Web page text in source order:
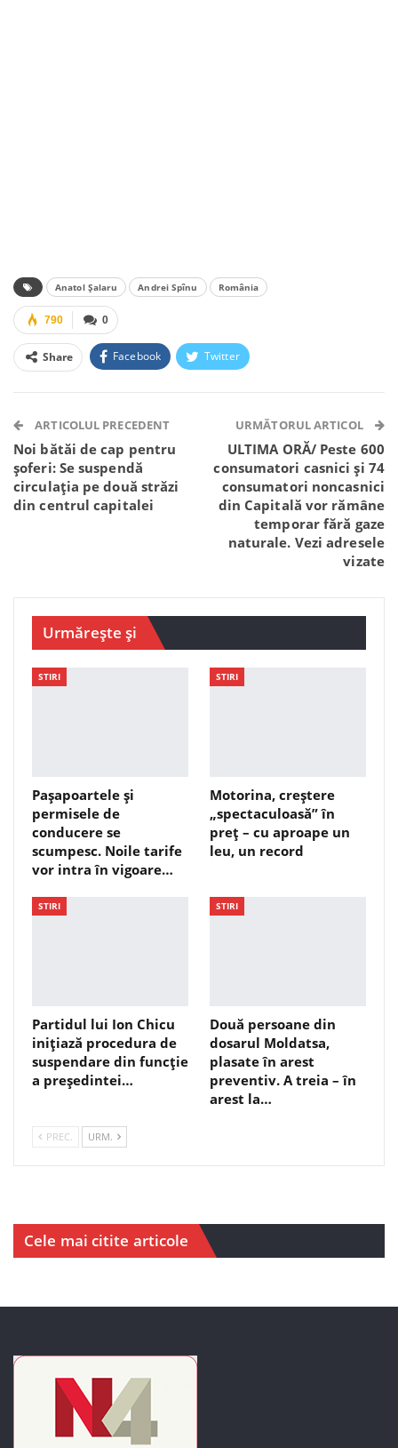
Anatol Șalaru Andrei Spînu România
0
790
Share Facebook Twitter
Telegram WhatsApp Viber
ARTICOLUL PRECEDENT
Noi bătăi de cap pentru
șoferi: Se suspendă
circulația pe două străzi
din centrul capitalei
URMĂTORUL ARTICOL
ULTIMA ORĂ/ Peste 600
consumatori casnici și 74
consumatori noncasnici
din Capitală vor rămâne
temporar fără gaze
naturale. Vezi adresele
vizate
Urmărește și
STIRI
Pașapoartele și
permisele de
conducere se
scumpesc. Noile tarife
vor intra în vigoare…
STIRI
Motorina, creștere
„spectaculoasă” în
preț – cu aproape un
leu, un record
STIRI
Partidul lui Ion Chicu
inițiază procedura de
suspendare din funcție
a președintei…
STIRI
Două persoane din
dosarul Moldatsa,
plasate în arest
preventiv. A treia – în
arest la…
PREC. URM.
Cele mai citite articole